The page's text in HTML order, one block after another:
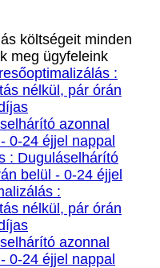
költségeit minden
meg ügyfeleink
:
nélkül, pár órán
azonnal
0-24 éjjel nappal
: Duguláselhárító
belül - 0-24 éjjel
:
nélkül, pár órán
azonnal
0-24 éjjel nappal